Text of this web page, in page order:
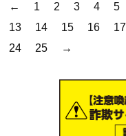
← 1 2 3 4 5
13
14 15 16 17
24
25 →